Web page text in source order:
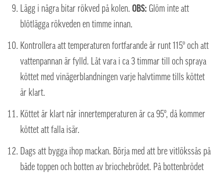
Lägg i några bitar rökved på kolen. OBS: Glöm inte att
blötlägga rökveden en timme innan.
Kontrollera att temperaturen fortfarande är runt 115º och att
vattenpannan är fylld. Låt vara i ca 3 timmar till och spraya
köttet med vinägerblandningen varje halvtimme tills köttet
är klart.
Köttet är klart när innertemperaturen är ca 95º, då kommer
köttet att falla isär.
Dags att bygga ihop mackan. Börja med att bre vitlökssås på
både toppen och botten av briochebrödet. På bottenbrödet